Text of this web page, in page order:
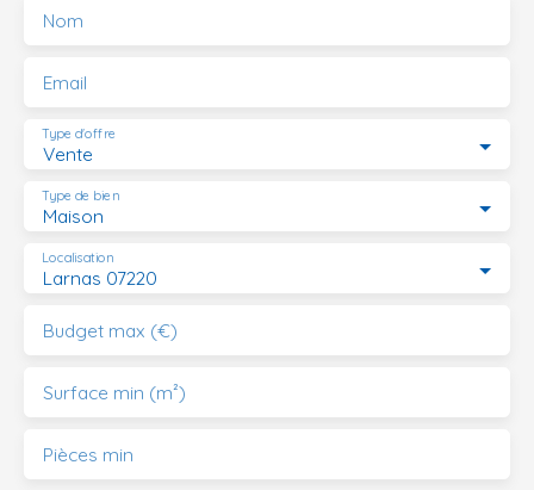
Nom
Email
Vente
Type d'offre
Maison
Type de bien
Larnas 07220
Localisation
Budget max (€)
Surface min (m²)
Pièces min